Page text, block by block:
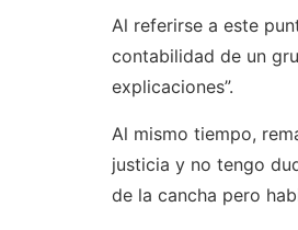
Al referirse a este
contabilidad de un
explicaciones”.
Al mismo tiempo,
justicia y no tengo
de la cancha pero